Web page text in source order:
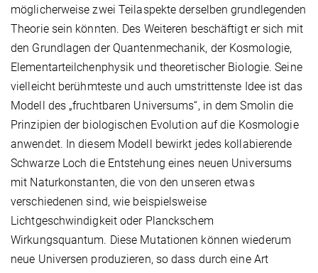
möglicherweise zwei Teilaspekte derselben grundlegenden
Theorie sein könnten. Des Weiteren beschäftigt er sich mit
den Grundlagen der Quantenmechanik, der Kosmologie,
Elementarteilchenphysik und theoretischer Biologie. Seine
vielleicht berühmteste und auch umstrittenste Idee ist das
Modell des „fruchtbaren Universums“, in dem Smolin die
Prinzipien der biologischen Evolution auf die Kosmologie
anwendet. In diesem Modell bewirkt jedes kollabierende
Schwarze Loch die Entstehung eines neuen Universums
mit Naturkonstanten, die von den unseren etwas
verschiedenen sind, wie beispielsweise
Lichtgeschwindigkeit oder Planckschem
Wirkungsquantum. Diese Mutationen können wiederum
neue Universen produzieren, so dass durch eine Art